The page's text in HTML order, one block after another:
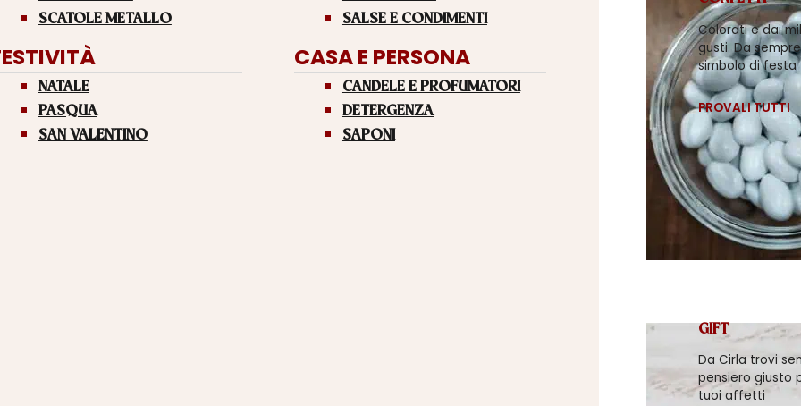
SCATOLE METALLO
NATALE
PASQUA
SAN VALENTINO
SALSE E CONDIMENTI
CASA E PERSONA
CANDELE E PROFUMATORI
DETERGENZA
SAPONI
Colorati e dai
gusti. Da sempre
simbolo di festa
PROVALI TUTTI
GIFT
Da Cirla trovi
pensiero giusto
tuoi affetti